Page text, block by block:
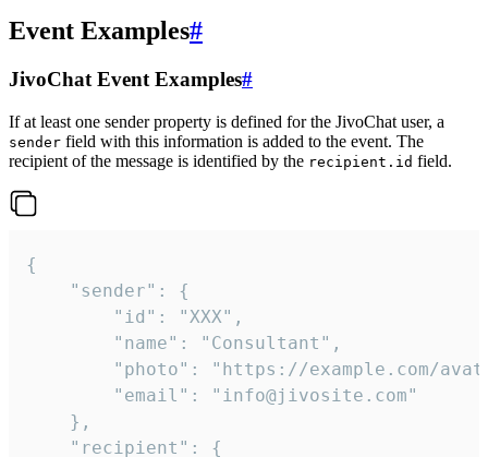
Event Examples#
JivoChat Event Examples#
If at least one sender property is defined for the JivoChat user, a
sender field with this information is added to the event. The
recipient of the message is identified by the recipient.id field.
{